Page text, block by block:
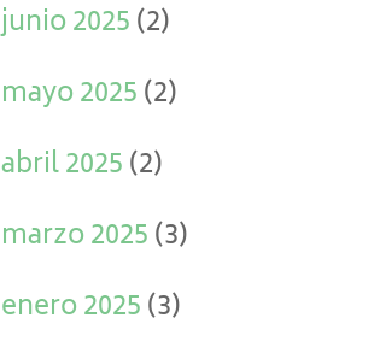
junio 2025(2)
mayo 2025(2)
abril 2025(2)
marzo 2025(3)
enero 2025(3)